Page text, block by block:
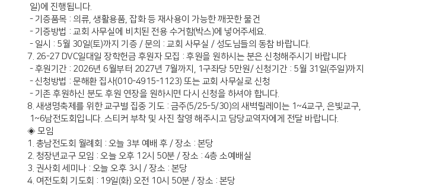
일)에 진행됩니다.
- 기증품목 : 의류, 생활용품, 잡화 등 재사용이 가능한 깨끗한 물건
- 기증방법 : 교회 사무실에 비치된 전용 수거함(박스)에 넣어주세요.
- 일시 : 5월 30일(토)까지 기증 / 문의 : 교회 사무실 / 성도님들의 동참 바랍니다.
7. 26-27 DVC일대일 장학헌금 후원자 모집 : 후원을 원하시는 분은 신청해주시기 바랍니다
- 후원기간 : 2026년 6월부터 2027년 7월까지, 1구좌당 5만원/ 신청기간 : 5월 31일(주일)까지
- 신청방법 : 문해환 집사(010-4915-1123) 또는 교회 사무실로 신청
- 기존 후원하신 분도 후원 연장을 원하시면 다시 신청을 하셔야 합니다.
8. 새생명축제를 위한 교구별 집중 기도 : 금주(5/25-5/30)의 새벽릴레이는 1~4교구, 은빛교구,
1~6남전도회입니다. 스티커 부착 및 사진 찰영 해주시고 담당교역자에게 전달 바랍니다.
◈ 모임
1. 총남전도회 월례회 : 오늘 3부 예배 후 / 장소 : 본당
2. 청장년교구 모임 : 오늘 오후 12시 50분 / 장소 : 4층 소예배실
3. 권사회 세미나 : 오늘 오후 3시 / 장소 : 본당
4. 여전도회 기도회 : 19일(화) 오전 10시 50분 / 장소 : 본당